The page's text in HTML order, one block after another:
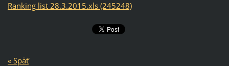
Ranking list 28.3.2015.xls (245248)
« Späť